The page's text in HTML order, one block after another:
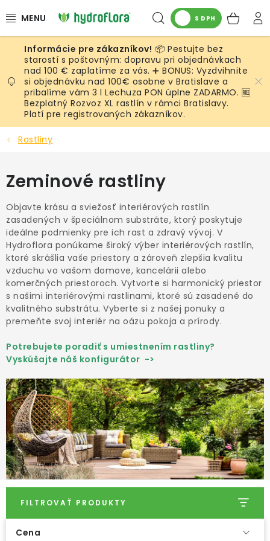
na
Hľadať
S DPH
RASTLINY
UMELÉ RASTLINY
KVETINÁČE
SUBSTRÁTY A PRÍSLUŠENSTVO
SERVIS INTERIÉROVEJ ZELENE
MACHY
ŽIVÉ STENY
ODBORNÉ ČLÁNKY
MACHOVÉ STENY
BLOG
NA OBJEDNÁVKU
AKCIA
NOVINKY
TEDE
SUBSTRÁTY A HNOJIVÁ
📦 Pestujte bez
starostí s poštovným: dopravu pri objednávkach
nad 100 € zaplatíme za vás. ➕ BONUS: Vyzdvihnite
si objednávku nad 100€ osobne v Bratislave a
pribalíme vám 3 l Lechuza PON úplne ZADARMO. 🆓
Bezplatný Rozvoz XL rastlín v rámci Bratislavy.
Platí pre registrovaných zákazníkov.
Rastliny
Zeminové rastliny
Objavte krásu a sviežosť interiérových rastlín
zasadených v špeciálnom substráte, ktorý poskytuje
ideálne podmienky pre ich rast a zdravý vývoj. V
Hydroflora ponúkame široký výber interiérových rastlín,
ktoré skrášlia vaše priestory a zároveň zlepšia kvalitu
vzduchu vo vašom domove, kancelárii alebo
komerčných priestoroch. Vytvorte si harmonický priestor
s našimi interiérovými rastlinami, ktoré sú zasadené do
kvalitného substrátu. Vyberte si z našej ponuky a
premeňte svoj interiér na oázu pokoja a prírody.
Potrebujete poradiť s umiestnením rastliny?
Vyskúšajte náš konfigurátor ->
FILTROVAŤ PRODUKTY
Cena